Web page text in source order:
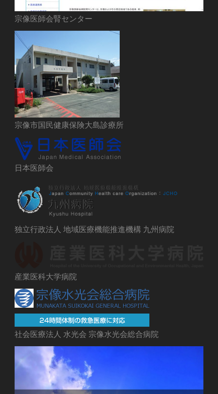
宗像医師会腎センター
宗像市国民健康保険大島診療所
日本医師会
独立行政法人 地域医療機能推進機構 九州病院
産業医科大学病院
社会医療法人 水光会 宗像水光会総合病院